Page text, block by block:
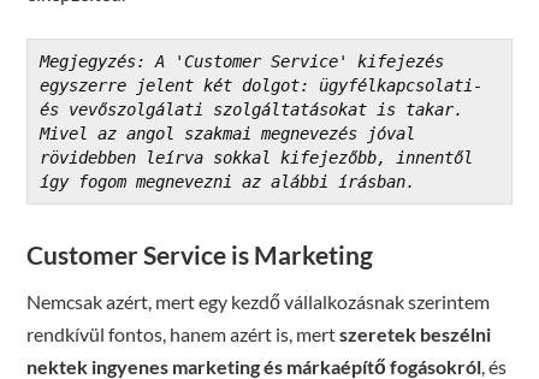
Megjegyzés: A 'Customer Service' kifejezés
egyszerre jelent két dolgot: ügyfélkapcsolati-
és vevőszolgálati szolgáltatásokat is takar.
Mivel az angol szakmai megnevezés jóval
rövidebben leírva sokkal kifejezőbb, innentől
így fogom megnevezni az alábbi írásban.
Customer Service is Marketing
Nemcsak azért, mert egy kezdő vállalkozásnak szerintem
rendkívül fontos, hanem azért is, mertszeretek beszélni
nektek ingyenes marketing és márkaépítő fogásokról , és